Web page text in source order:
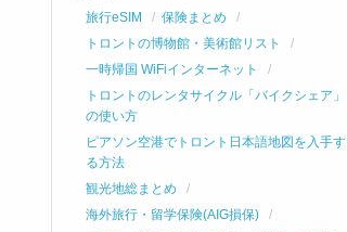
旅行eSIM
保険まとめ
トロントの博物館・美術館リスト
一時帰国 WiFiインターネット
トロントのレンタサイクル「バイクシェア」
の使い方
ピアソン空港でトロント日本語地図を入手す
る方法
観光地総まとめ
海外旅行・留学保険(AIG損保)